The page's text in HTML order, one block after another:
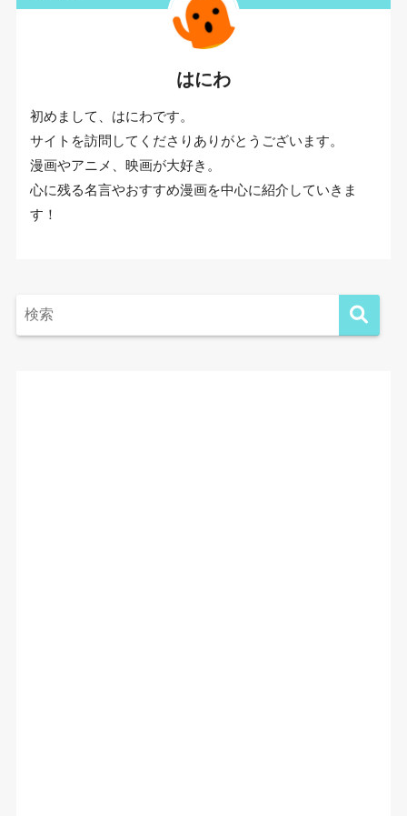
はにわ
初めまして、はにわです。
サイトを訪問してくださりありがとうございます。
漫画やアニメ、映画が大好き。
心に残る名言やおすすめ漫画を中心に紹介していきま
す！